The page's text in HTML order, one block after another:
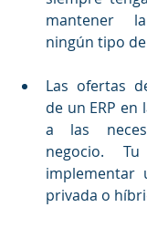
mantener
ningún tipo
Las ofertas
de un ERP en
a las
negocio.
implementar
privada o